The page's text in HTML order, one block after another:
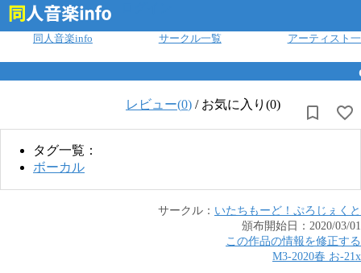
同人音楽info サークル一覧 アーティスト
レビュー(0) / お気に入り(0)
タグ一覧：
ボーカル
サークル： いたちもーど！ぷろじぇくと
頒布開始日： 2020/03/01
この作品の情報を修正する
M3-2020春 お-21x